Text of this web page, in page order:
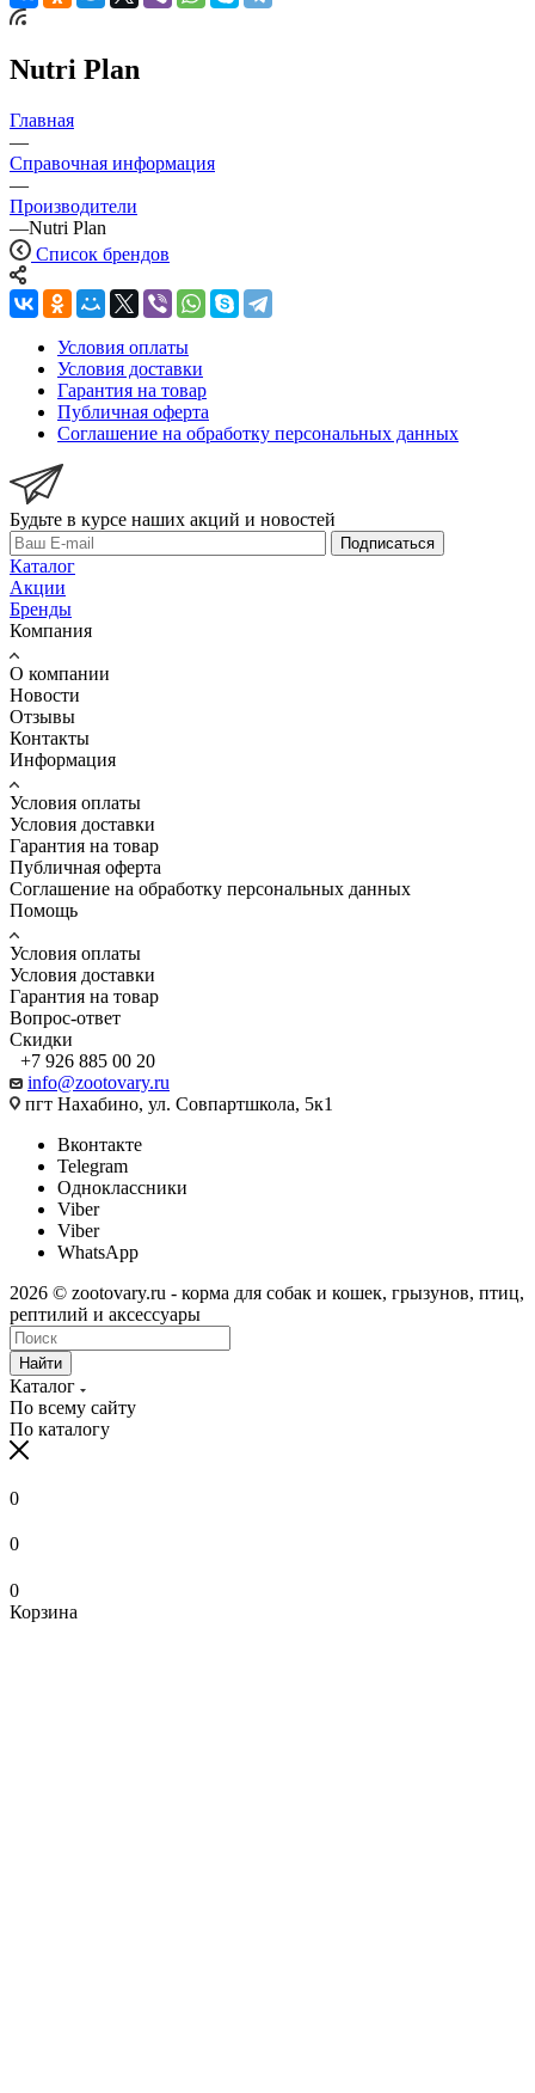
Nutri Plan
Главная
—
Справочная информация
—
Производители
—Nutri Plan
Список брендов
Условия оплаты
Условия доставки
Гарантия на товар
Публичная оферта
Соглашение на обработку персональных данных
Будьте в курсе наших акций и новостей
Подписаться
Каталог
Акции
Бренды
Компания
О компании
Новости
Отзывы
Контакты
Информация
Условия оплаты
Условия доставки
Гарантия на товар
Публичная оферта
Соглашение на обработку персональных данных
Помощь
Условия оплаты
Условия доставки
Гарантия на товар
Вопрос-ответ
Скидки
+7 926 885 00 20
info@zootovary.ru
пгт Нахабино, ул. Совпартшкола, 5к1
Вконтакте
Telegram
Одноклассники
Viber
Viber
WhatsApp
2026 © zootovary.ru - корма для собак и кошек, грызунов, птиц,
рептилий и аксессуары
Найти
Каталог
По всему сайту
По каталогу
0
0
0
Корзина